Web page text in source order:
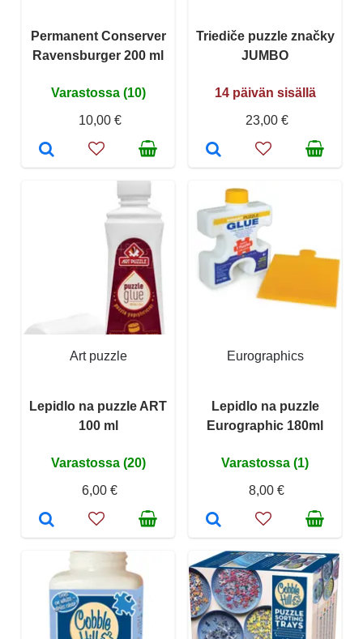
Permanent Conserver
Ravensburger 200 ml
Varastossa (10)
10,00 €
Triediče puzzle značky
JUMBO
14 päivän sisällä
23,00 €
Art puzzle
Lepidlo na puzzle ART
100 ml
Varastossa (20)
6,00 €
Eurographics
Lepidlo na puzzle
Eurographic 180ml
Varastossa (1)
8,00 €